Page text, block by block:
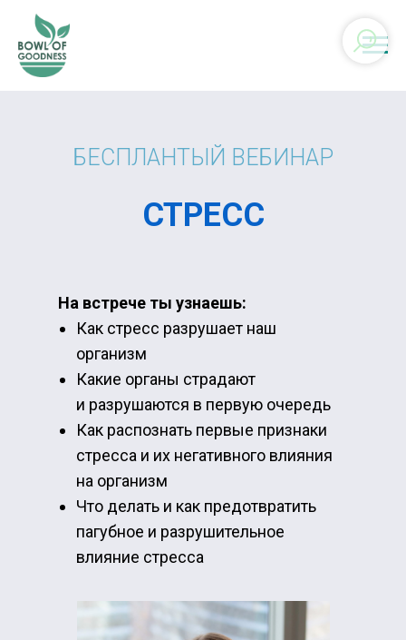
СТРЕСС
На встрече ты узнаешь:
Как стресс разрушает наш
организм
Какие органы страдают
и разрушаются в первую очередь
Как распознать первые признаки
стресса и их негативного влияния
на организм
Что делать и как предотвратить
пагубное и разрушительное
влияние стресса
БЕСПЛАНТЫЙ ВЕБИНАР